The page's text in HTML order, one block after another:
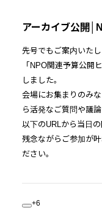
アーカイブ公開
先号でもご案内いた
「NPO関連予算公開
しました。
会場にお集まりのみ
ら活発なご質問や議
以下のURLから当日
残念ながらご参加が叶
ださい。
+6